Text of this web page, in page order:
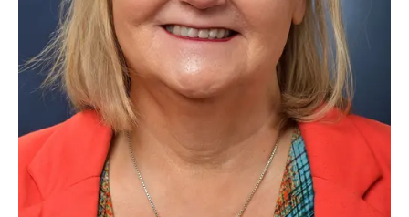
Life Stories & Trivsel
Keynote
Moderator, konferencier
Moderator
Konferencier